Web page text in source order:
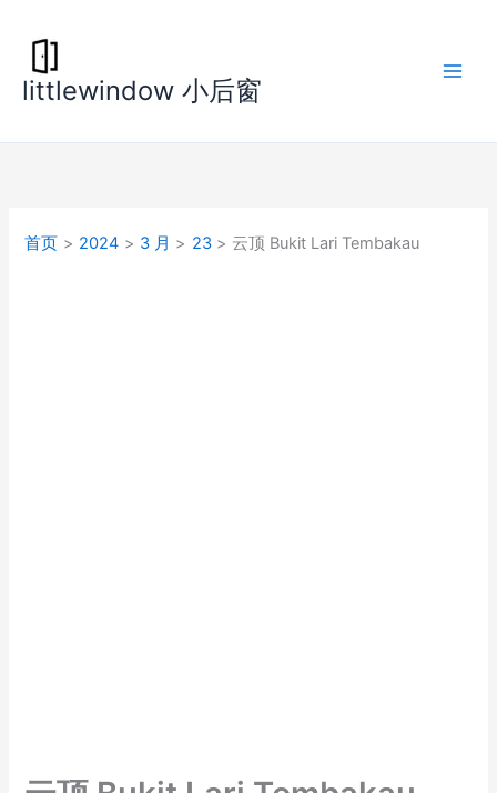
littlewindow 小后窗
首页 2024 3 月 23 云顶 Bukit Lari Tembakau